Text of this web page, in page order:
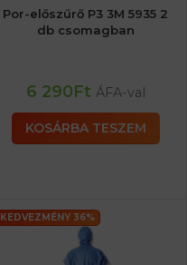
Por-előszűrő P3 3M 5935 2
db csomagban
6 290Ft ÁFA-val
KOSÁRBA TESZEM
KEDVEZMÉNY 36%